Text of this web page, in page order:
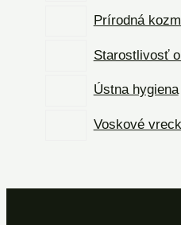
Prírodná
Starostlivosť
Ústna hygiena
Voskové